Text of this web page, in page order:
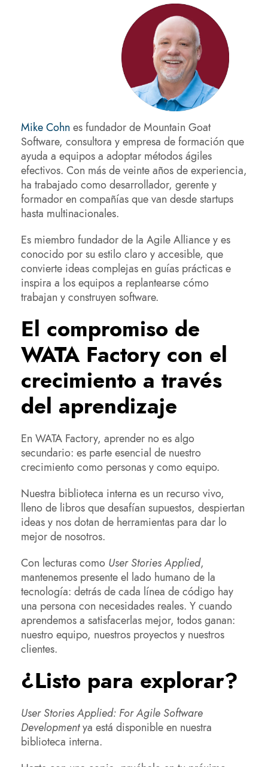
Mike Cohn es fundador de Mountain Goat
Software, consultora y empresa de formación que
ayuda a equipos a adoptar métodos ágiles
efectivos. Con más de veinte años de experiencia,
ha trabajado como desarrollador, gerente y
formador en compañías que van desde startups
hasta multinacionales.
Es miembro fundador de la Agile Alliance y es
conocido por su estilo claro y accesible, que
convierte ideas complejas en guías prácticas e
inspira a los equipos a replantearse cómo
trabajan y construyen software.
El compromiso de
WATA Factory con el
crecimiento a través
del aprendizaje
En WATA Factory, aprender no es algo
secundario: es parte esencial de nuestro
crecimiento como personas y como equipo.
Nuestra biblioteca interna es un recurso vivo,
lleno de libros que desafían supuestos, despiertan
ideas y nos dotan de herramientas para dar lo
mejor de nosotros.
Con lecturas como User Stories Applied,
mantenemos presente el lado humano de la
tecnología: detrás de cada línea de código hay
una persona con necesidades reales. Y cuando
aprendemos a satisfacerlas mejor, todos ganan:
nuestro equipo, nuestros proyectos y nuestros
clientes.
¿Listo para explorar?
User Stories Applied: For Agile Software
Developmentya está disponible en nuestra
biblioteca interna.